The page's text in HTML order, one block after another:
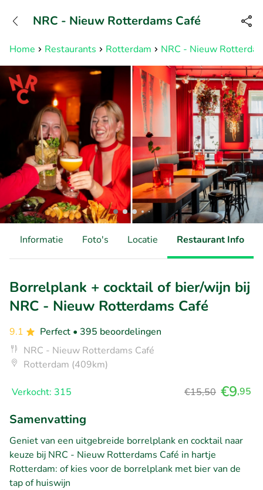
Bereikbaar tot 23:00 uur
Home Restaurants Rotterdam NRC - Nieuw
NRC - Nieuw Rotterdams Café
Informatie Foto's Locatie Restaurant Info
Borrelplank + cocktail of bier/wijn bij
NRC - Nieuw Rotterdams Café
9.1 Perfect • 395 beoordelingen
NRC - Nieuw Rotterdams Café
Rotterdam (409km)
Verkocht: 315 €15,50 €9,95
Samenvatting
Geniet van een uitgebreide borrelplank en cocktail naar
keuze bij NRC - Nieuw Rotterdams Café in hartje
Rotterdam: of kies voor de borrelplank met bier van de
tap of huiswijn